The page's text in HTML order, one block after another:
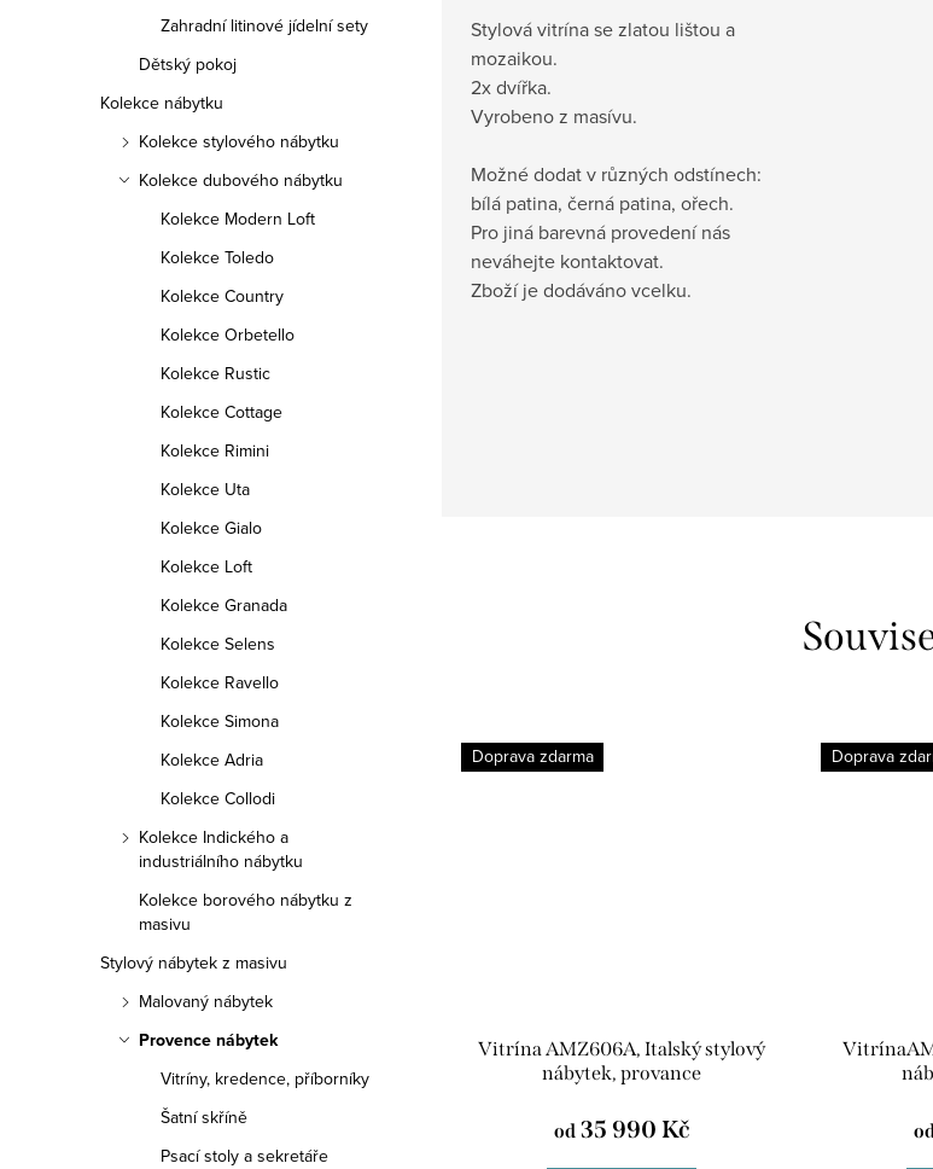
Zahradní litinové jídelní sety
Dětský pokoj
Kolekce nábytku
Kolekce stylového nábytku
Kolekce dubového nábytku
Kolekce Modern Loft
Kolekce Toledo
Kolekce Country
Kolekce Orbetello
Kolekce Rustic
Kolekce Cottage
Kolekce Rimini
Kolekce Uta
Kolekce Gialo
Kolekce Loft
Kolekce Granada
Kolekce Selens
Kolekce Ravello
Kolekce Simona
Kolekce Adria
Kolekce Collodi
Kolekce Indického a
industriálního nábytku
Kolekce borového nábytku z
masivu
Stylový nábytek z masivu
Malovaný nábytek
Provence nábytek
Vitríny, kredence, příborníky
Šatní skříně
Psací stoly a sekretáře
Stylová vitrína se zlatou lištou a
mozaikou.
2x dvířka.
Vyrobeno z masívu.
Možné dodat v různých odstínech:
bílá patina, černá patina, ořech.
Pro jiná barevná provedení nás
neváhejte kontaktovat.
Zboží je dodáváno vcelku.
Doprava zdarma
Vitrína AMZ606A, Italský stylový
nábytek, provance
od 35 990 Kč
Doprava
od